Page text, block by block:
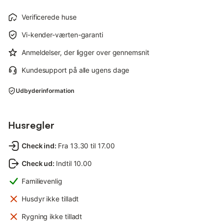
Verificerede huse
Vi-kender-værten-garanti
Anmeldelser, der ligger over gennemsnit
Kundesupport på alle ugens dage
Udbyderinformation
Husregler
Check ind: Fra 13.30 til 17.00
Check ud: Indtil 10.00
Familievenlig
Husdyr ikke tilladt
Rygning ikke tilladt